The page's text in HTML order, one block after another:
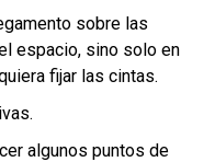
sobre las
espacio, sino solo en
fijar las cintas.
algunos puntos de